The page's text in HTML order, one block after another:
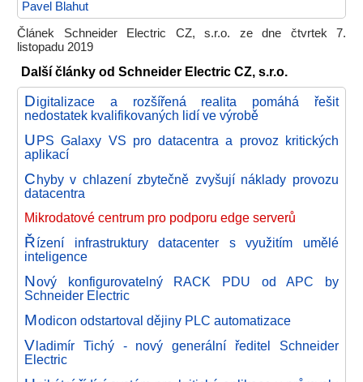
Pavel Blahut
Článek Schneider Electric CZ, s.r.o. ze dne čtvrtek 7.
listopadu 2019
Další články od Schneider Electric CZ, s.r.o.
Digitalizace a rozšířená realita pomáhá řešit
nedostatek kvalifikovaných lidí ve výrobě
UPS Galaxy VS pro datacentra a provoz kritických
aplikací
Chyby v chlazení zbytečně zvyšují náklady provozu
datacentra
Mikrodatové centrum pro podporu edge serverů
Řízení infrastruktury datacenter s využitím umělé
inteligence
Nový konfigurovatelný RACK PDU od APC by
Schneider Electric
Modicon odstartoval dějiny PLC automatizace
Vladimír Tichý - nový generální ředitel Schneider
Electric